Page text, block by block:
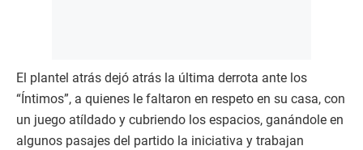
El plantel atrás dejó atrás la última derrota ante los
“Íntimos”, a quienes le faltaron en respeto en su casa, con
un juego atíldado y cubriendo los espacios, ganándole en
algunos pasajes del partido la iniciativa y trabajan